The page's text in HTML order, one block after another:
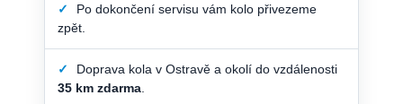
✓
Po dokončení servisu vám kolo přivezeme
zpět.
✓
Doprava kola v Ostravě a okolí do vzdálenosti
35 km zdarma